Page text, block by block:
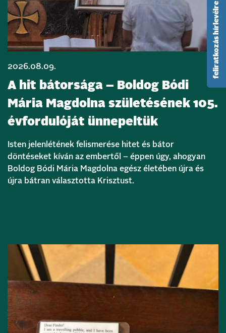
2026.08.09.
A hit bátorsága – Boldog Bódi
Mária Magdolna születésének 105.
évfordulóját ünnepeltük
Isten jelenlétének felismerése hitet és bátor
döntéseket kíván az embertől – éppen úgy, ahogyan
Boldog Bódi Mária Magdolna egész életében újra és
újra bátran választotta Krisztust.
feliratkozás hírlevélre